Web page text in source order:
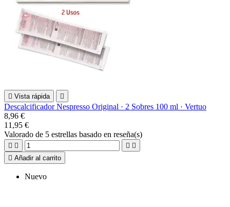
 Vista rápida 
Descalcificador Nespresso Original · 2 Sobres 100 ml · Vertuo
8,96 €
11,95 €
Valorado de 5 estrellas basado en reseña(s)
   
 Añadir al carrito
Nuevo